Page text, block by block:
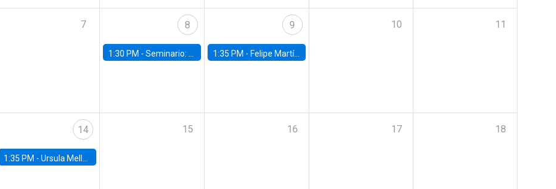
7 8
1:30 PM -Seminario: “Recuperando la humanidad para progresar en la era de la IA»
9
1:35 PM - Felipe Martínez, alumno Doctorado en Economía UC
10 11
14
1:35 PM -Ursula Mello, Insper - Institute of Education and Research
15 16 17 18